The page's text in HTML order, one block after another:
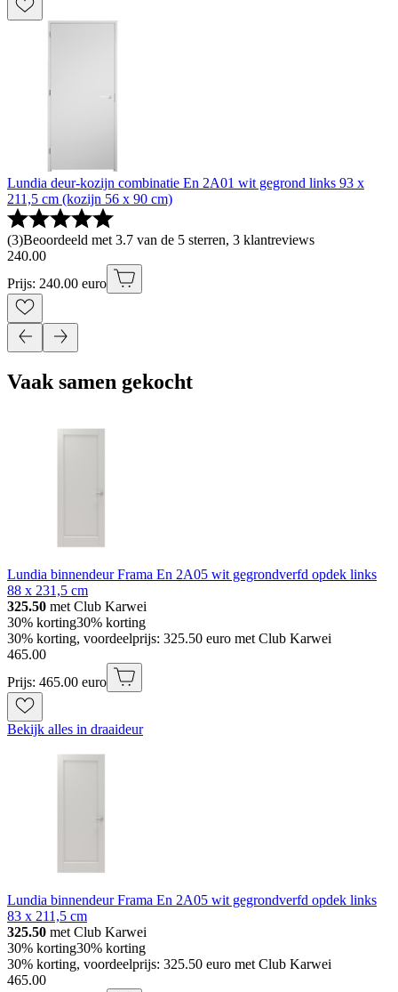
Lundia deur-kozijn combinatie En 2A01 wit gegrond links 93 x
211,5 cm (kozijn 56 x 90 cm)
(3)Beoordeeld met 3.7 van de 5 sterren, 3 klantreviews
240.00
Prijs: 240.00 euro
Vaak samen gekocht
Lundia binnendeur Frama En 2A05 wit gegrondverfd opdek links
88 x 231,5 cm
325.50 met Club Karwei
30% korting30% korting
30% korting, voordeelprijs: 325.50 euro met Club Karwei
465.00
Prijs: 465.00 euro
Bekijk alles in draaideur
Lundia binnendeur Frama En 2A05 wit gegrondverfd opdek links
83 x 211,5 cm
325.50 met Club Karwei
30% korting30% korting
30% korting, voordeelprijs: 325.50 euro met Club Karwei
465.00